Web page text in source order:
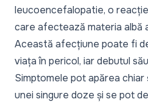
leucoencefalopatie, o
care afectează materia albă
Această afecțiune poate fi
viața în pericol, iar debutul
Simptomele pot apărea chiar
unei singure doze și se pot